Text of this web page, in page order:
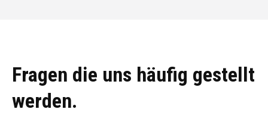
Fragen die uns häufig gestellt
werden.